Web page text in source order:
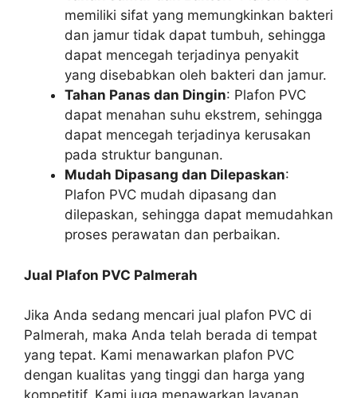
memiliki sifat yang memungkinkan bakteri
dan jamur tidak dapat tumbuh, sehingga
dapat mencegah terjadinya penyakit
yang disebabkan oleh bakteri dan jamur.
Tahan Panas dan Dingin: Plafon PVC
dapat menahan suhu ekstrem, sehingga
dapat mencegah terjadinya kerusakan
pada struktur bangunan.
Mudah Dipasang dan Dilepaskan:
Plafon PVC mudah dipasang dan
dilepaskan, sehingga dapat memudahkan
proses perawatan dan perbaikan.
Jual Plafon PVC Palmerah
Jika Anda sedang mencari jual plafon PVC di
Palmerah, maka Anda telah berada di tempat
yang tepat. Kami menawarkan plafon PVC
dengan kualitas yang tinggi dan harga yang
kompetitif. Kami juga menawarkan layanan